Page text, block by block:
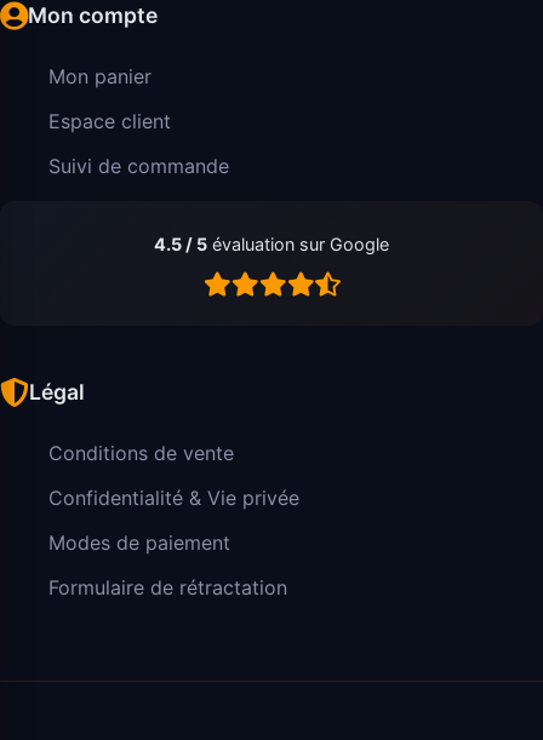
Mon compte
Mon panier
Espace client
Suivi de commande
4.5 / 5 évaluation sur Google
Légal
Conditions de vente
Confidentialité & Vie privée
Modes de paiement
Formulaire de rétractation